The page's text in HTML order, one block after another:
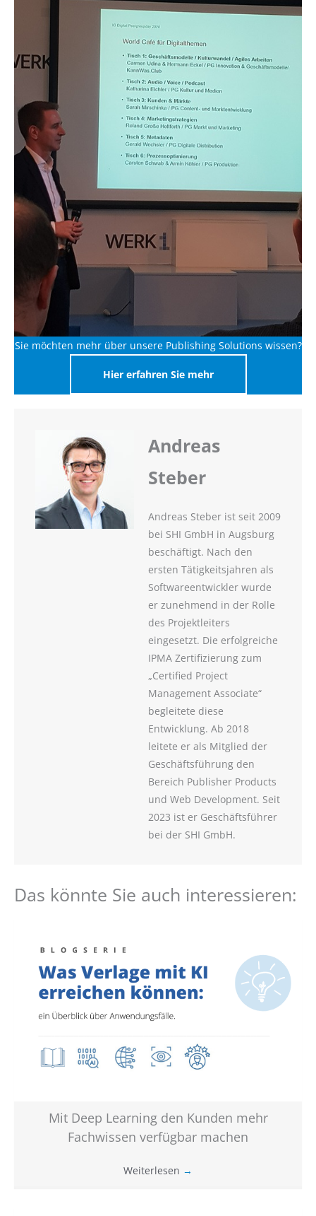
Sie möchten mehr über unsere Publishing Solutions wissen?
Hier erfahren Sie mehr
Andreas
Steber
Andreas Steber ist seit 2009
bei SHI GmbH in Augsburg
beschäftigt. Nach den
ersten Tätigkeitsjahren als
Softwareentwickler wurde
er zunehmend in der Rolle
des Projektleiters
eingesetzt. Die erfolgreiche
IPMA Zertifizierung zum
„Certified Project
Management Associate“
begleitete diese
Entwicklung. Ab 2018
leitete er als Mitglied der
Geschäftsführung den
Bereich Publisher Products
und Web Development. Seit
2023 ist er Geschäftsführer
bei der SHI GmbH.
Das könnte Sie auch interessieren:
Mit Deep Learning den Kunden mehr
Fachwissen verfügbar machen
Weiterlesen →